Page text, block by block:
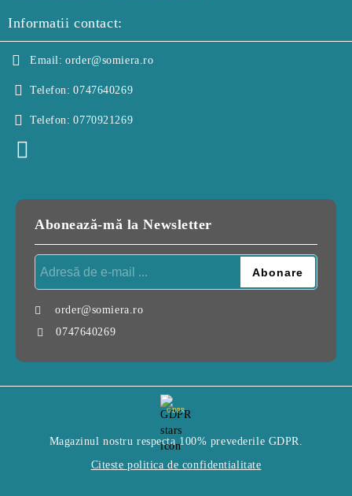
Informatii contact:
Email: order@somiera.ro
Telefon: 0747640269
Telefon: 0770921269
Abonează-mă la Newsletter
order@somiera.ro
0747640269
GDPR
Magazinul nostru respecta 100% prevederile GDPR.
Citeste politica de confidentialitate